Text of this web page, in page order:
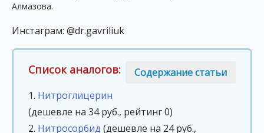
Алмазова.
Инстаграм: @dr.gavriliuk
Содержание статьи
Список аналогов:
1. Нитроглицерин
(дешевле на 34 руб., рейтинг 0)
2. Нитросорбид (дешевле на 24 руб.,